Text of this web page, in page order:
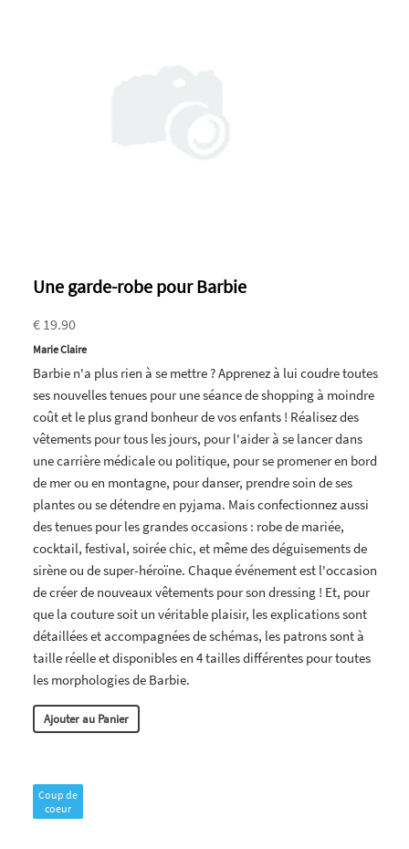
Une garde-robe pour Barbie
€ 19.90
Marie Claire
Barbie n'a plus rien à se mettre ? Apprenez à lui coudre toutes
ses nouvelles tenues pour une séance de shopping à moindre
coût et le plus grand bonheur de vos enfants ! Réalisez des
vêtements pour tous les jours, pour l'aider à se lancer dans
une carrière médicale ou politique, pour se promener en bord
de mer ou en montagne, pour danser, prendre soin de ses
plantes ou se détendre en pyjama. Mais confectionnez aussi
des tenues pour les grandes occasions : robe de mariée,
cocktail, festival, soirée chic, et même des déguisements de
sirène ou de super-héroïne. Chaque événement est l'occasion
de créer de nouveaux vêtements pour son dressing ! Et, pour
que la couture soit un véritable plaisir, les explications sont
détaillées et accompagnées de schémas, les patrons sont à
taille réelle et disponibles en 4 tailles différentes pour toutes
les morphologies de Barbie.
Ajouter au Panier
Coup de
coeur